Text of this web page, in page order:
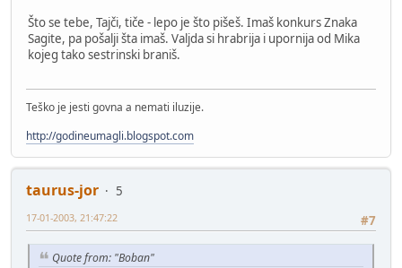
Što se tebe, Tajči, tiče - lepo je što pišeš. Imaš konkurs Znaka
Sagite, pa pošalji šta imaš. Valjda si hrabrija i upornija od Mika
kojeg tako sestrinski braniš.
Teško je jesti govna a nemati iluzije.
http://godineumagli.blogspot.com
taurus-jor
5
#7
17-01-2003, 21:47:22
Quote from: "Boban"